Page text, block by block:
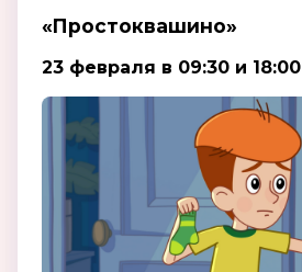
«Простоквашино»
23 февраля в 09:30 и 18:00